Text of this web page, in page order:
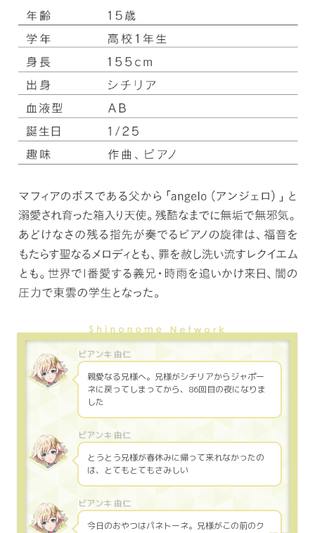
親愛なる兄様へ。兄様がシチリアからジャポー
ネに戻ってしまってから、86回目の夜になりま
した
とうとう兄様が春休みに帰って来れなかったの
は、とてもとてもさみしい
今日のおやつはパネトーネ。兄様がこの前のク